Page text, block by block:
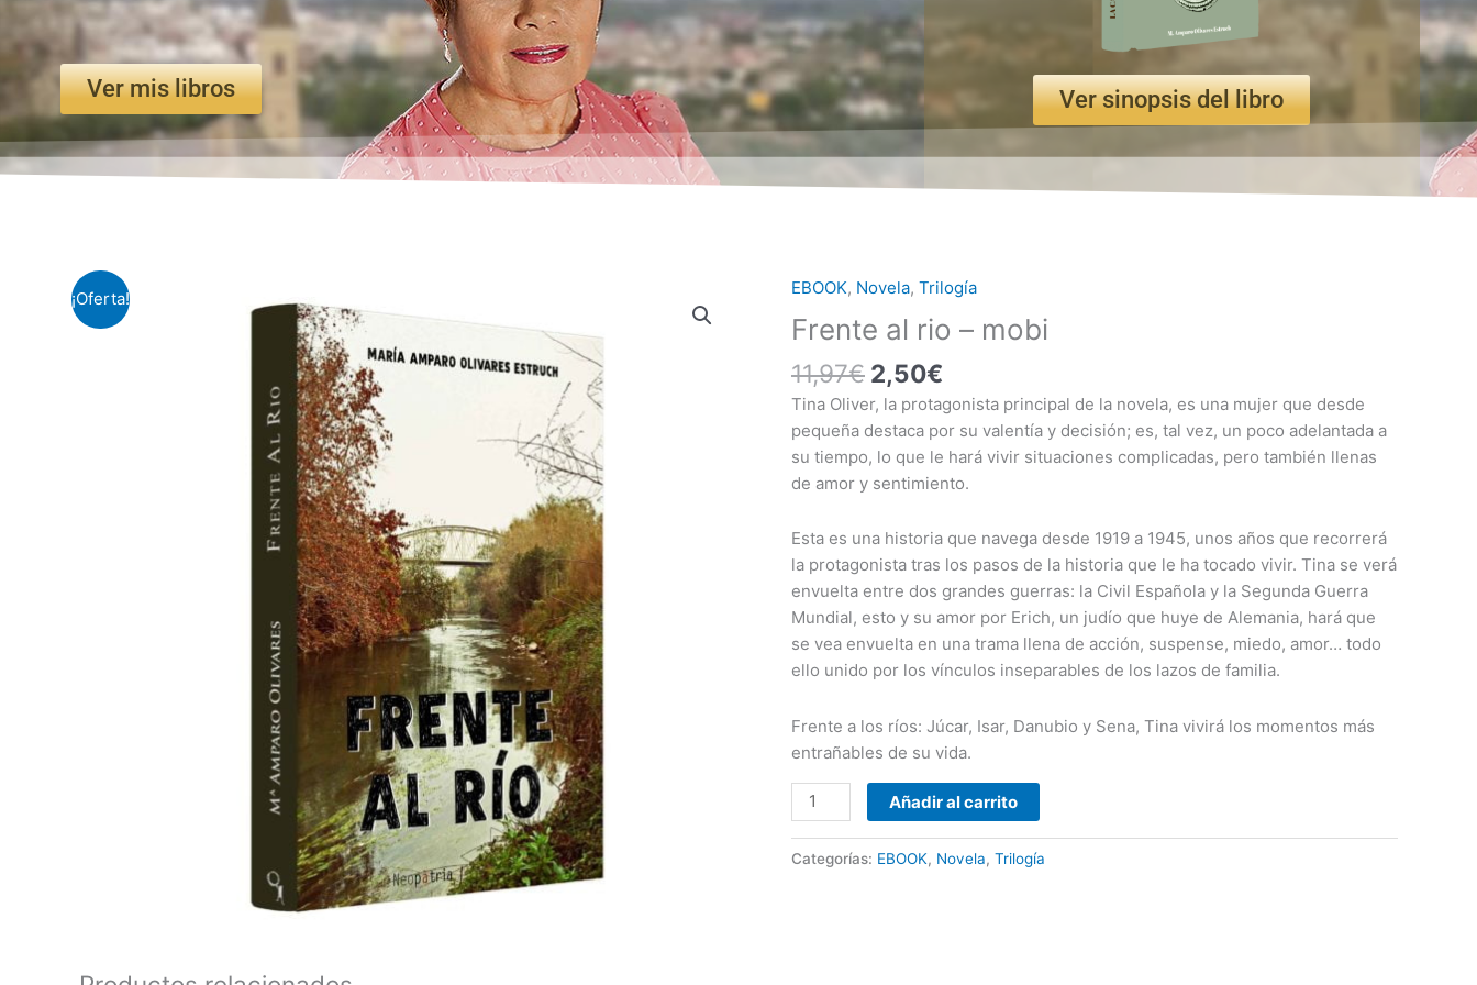
Ver mis libros Ver sinopsis del libro
¡Oferta!
EBOOK, Novela, Trilogía
Frente al rio – mobi
11,97€
El
precio
original
era:
11,97€.
2,50€
El
precio
actual
2,50€.
Tina Oliver, la protagonista principal de la novela, es una mujer que desde
pequeña destaca por su valentía y decisión; es, tal vez, un poco adelantada a
su tiempo, lo que le hará vivir situaciones complicadas, pero también llenas
de amor y sentimiento.
Esta es una historia que navega desde 1919 a 1945, unos años que recorrerá
la protagonista tras los pasos de la historia que le ha tocado vivir. Tina se verá
envuelta entre dos grandes guerras: la Civil Española y la Segunda Guerra
Mundial, esto y su amor por Erich, un judío que huye de Alemania, hará que
se vea envuelta en una trama llena de acción, suspense, miedo, amor… todo
ello unido por los vínculos inseparables de los lazos de familia.
Frente a los ríos: Júcar, Isar, Danubio y Sena, Tina vivirá los momentos más
entrañables de su vida.
Frente
al
rio
-
mobi
cantidad
Añadir al carrito
Categorías: EBOOK, Novela, Trilogía